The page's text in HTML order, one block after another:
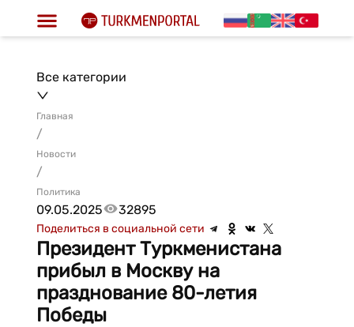
Все категории
Главная
/
Новости
/
Политика
09.05.2025 32895
Поделиться в социальной сети
Президент Туркменистана
прибыл в Москву на
празднование 80-летия
Победы